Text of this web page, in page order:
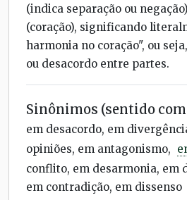
(indica separação ou
(coração), significando
harmonia no coração", ou
ou desacordo entre partes.
Sinônimos (sentido
em desacordo, em
opiniões, em antagonismo,
conflito, em desarmonia, em
em contradição, em dissenso